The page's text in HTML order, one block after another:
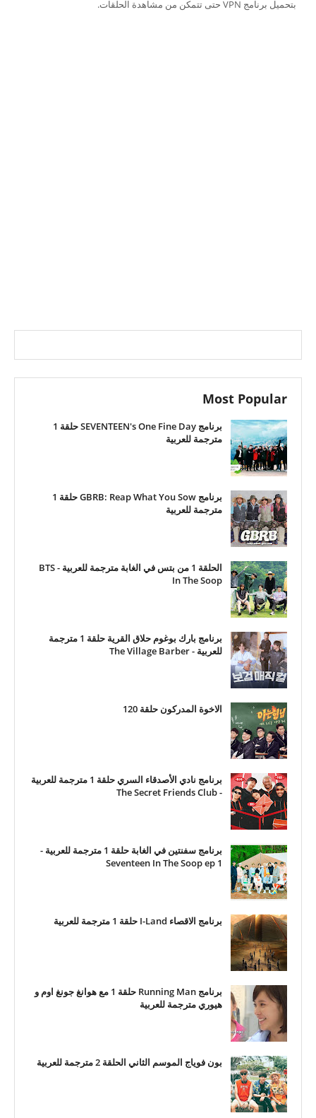
بتحميل برنامج VPN حتى تتمكن من مشاهدة الحلقات.
Most Popular
برنامج SEVENTEEN's One Fine Day حلقة 1
مترجمة للعربية
برنامج GBRB: Reap What You Sow حلقة 1
مترجمة للعربية
الحلقة 1 من بتس في الغابة مترجمة للعربية - BTS
In The Soop
برنامج بارك بوغوم حلاق القرية حلقة 1 مترجمة
للعربية - The Village Barber
الاخوة المدركون حلقة 120
برنامج نادي الأصدقاء السري حلقة 1 مترجمة للعربية
- The Secret Friends Club
برنامج سفنتين في الغابة حلقة 1 مترجمة للعربية -
Seventeen In The Soop ep 1
برنامج الاقصاء I-Land حلقة 1 مترجمة للعربية
برنامج Running Man حلقة 1 مع هوانغ جونغ اوم و
هيوري مترجمة للعربية
بون فوياج الموسم الثاني الحلقة 2 مترجمة للعربية